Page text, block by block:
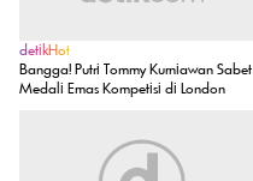
detikHot
Bangga! Putri Tommy Kurniawan Sabet
Medali Emas Kompetisi di London